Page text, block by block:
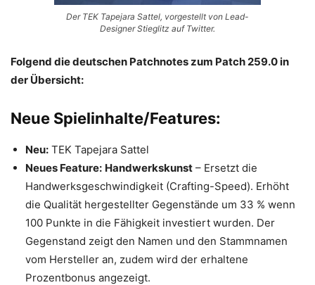
Der TEK Tapejara Sattel, vorgestellt von Lead-
Designer Stieglitz auf Twitter.
Folgend die deutschen Patchnotes zum Patch 259.0 in
der Übersicht:
Neue Spielinhalte/Features:
Neu: TEK Tapejara Sattel
Neues Feature: Handwerkskunst – Ersetzt die
Handwerksgeschwindigkeit (Crafting-Speed). Erhöht
die Qualität hergestellter Gegenstände um 33 % wenn
100 Punkte in die Fähigkeit investiert wurden. Der
Gegenstand zeigt den Namen und den Stammnamen
vom Hersteller an, zudem wird der erhaltene
Prozentbonus angezeigt.